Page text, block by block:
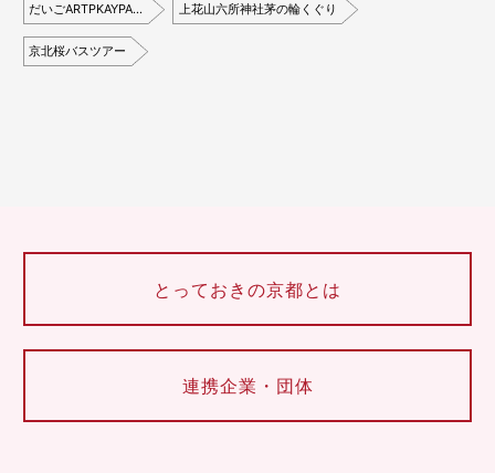
だいごARTPKAYPA… 上花山六所神社茅の輪くぐり
京北桜バスツアー
とっておきの京都とは
連携企業・団体